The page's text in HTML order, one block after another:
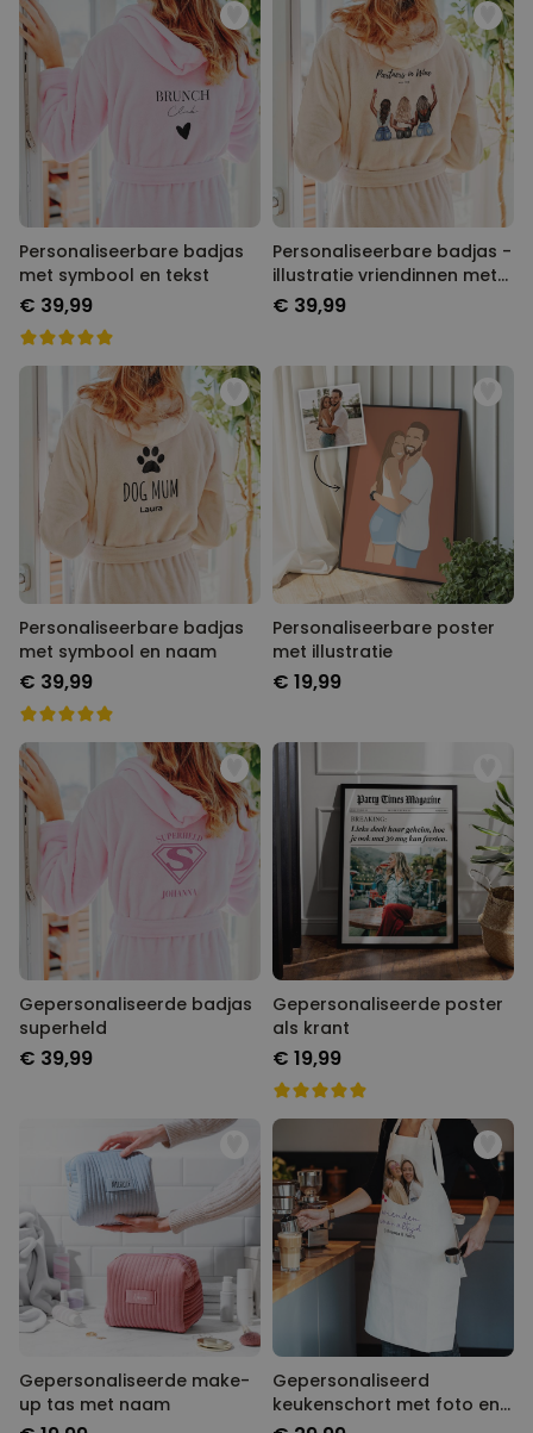
Personaliseerbare badjas
met symbool en tekst
€ 39,99
Personaliseerbare badjas -
illustratie vriendinnen met
tekst
€ 39,99
Personaliseerbare badjas
met symbool en naam
€ 39,99
Personaliseerbare poster
met illustratie
€ 19,99
Gepersonaliseerde badjas
superheld
€ 39,99
Gepersonaliseerde poster
als krant
€ 19,99
Gepersonaliseerde make-
up tas met naam
Gepersonaliseerd
keukenschort met foto en
tekst